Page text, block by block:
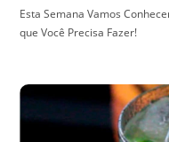
Esta Semana Vamos
que Você Precisa Fazer!